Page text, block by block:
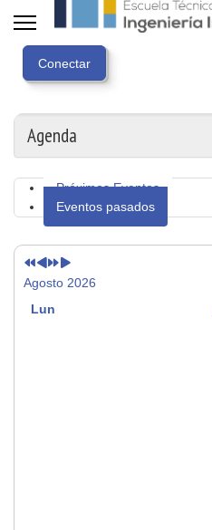
Agenda
Próximos Eventos
Eventos pasados
anterior
Agosto 2026
Lun